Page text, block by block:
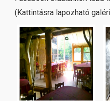
(Kattintásra lapozható